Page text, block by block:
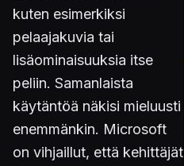
kuten esimerkiksi
pelaajakuvia tai
lisäominaisuuksia itse
peliin. Samanlaista
käytäntöä näkisi mieluusti
enemmänkin. Microsoft
on vihjaillut, että kehittäjät